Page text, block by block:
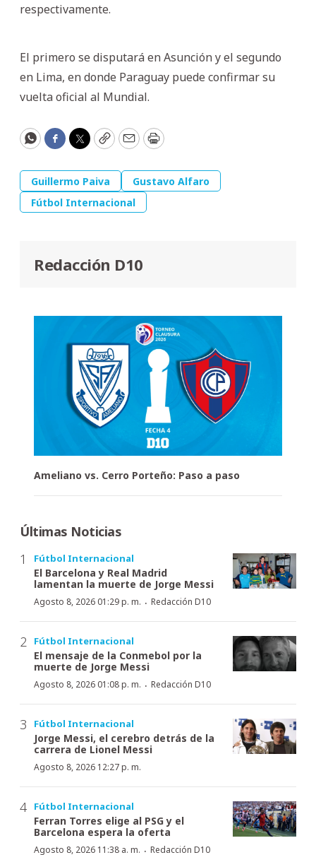
respectivamente.
El primero se disputará en Asunción y el segundo
en Lima, en donde Paraguay puede confirmar su
vuelta oficial al Mundial.
WhatsApp
Facebook
Twitter
CopyEmailPrint
Guillermo Paiva
Gustavo Alfaro
Fútbol Internacional
Redacción D10
Ameliano vs. Cerro Porteño: Paso a paso
Últimas Noticias
Fútbol Internacional
El Barcelona y Real Madrid
lamentan la muerte de Jorge Messi
Agosto 8, 2026 01:29 p. m. · Redacción D10
Fútbol Internacional
El mensaje de la Conmebol por la
muerte de Jorge Messi
Agosto 8, 2026 01:08 p. m. · Redacción D10
Fútbol Internacional
Jorge Messi, el cerebro detrás de la
carrera de Lionel Messi
Agosto 8, 2026 12:27 p. m.
Fútbol Internacional
Ferran Torres elige al PSG y el
Barcelona espera la oferta
Agosto 8, 2026 11:38 a. m. · Redacción D10